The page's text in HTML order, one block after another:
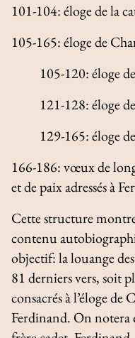
101-104: éloge de la
105-165: éloge de
105-120: éloge
121-128: éloge
129-165: éloge
166-186: vœux de
et de paix adressés à
Cette structure
contenu
objectif: la louange
81 derniers vers, soit
consacrés à l’éloge de
Ferdinand. On